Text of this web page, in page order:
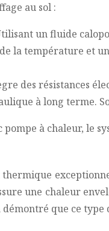
au sol :
un fluide
la température et
des résistances
à long terme.
pompe à chaleur,
une chaleur
que ce